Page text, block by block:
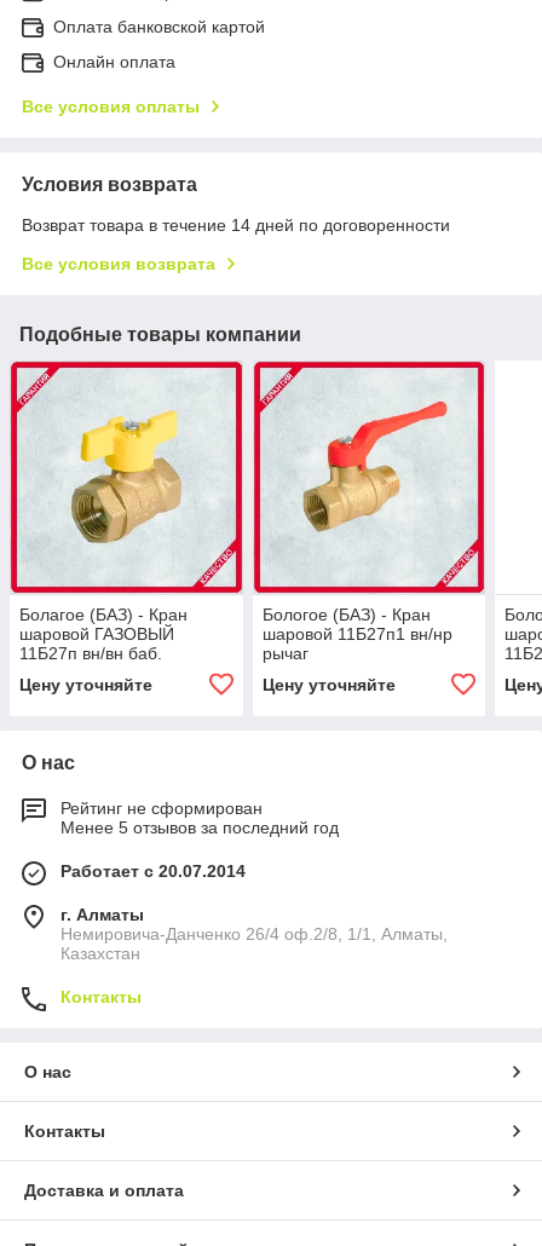
Оплата банковской картой
Онлайн оплата
Все условия оплаты
Условия возврата
Возврат товара в течение 14 дней по договоренности
Все условия возврата
Подобные товары компании
Болагое (БАЗ) - Кран
шаровой ГАЗОВЫЙ
11Б27п вн/вн баб.
Цену уточняйте
Бологое (БАЗ) - Кран
шаровой 11Б27п1 вн/нр
рычаг
Цену уточняйте
О нас
Рейтинг не сформирован
Менее 5 отзывов за последний год
Работает с 20.07.2014
г. Алматы
Немировича-Данченко 26/4 оф.2/8, 1/1, Алматы,
Казахстан
Контакты
О нас
Контакты
Доставка и оплата